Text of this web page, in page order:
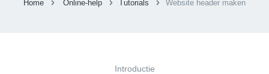
Home Online-help Tutorials Website header maken
Introductie